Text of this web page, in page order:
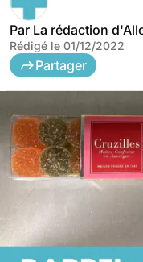
Par La rédaction
Rédigé le 01/12/2022
Partager